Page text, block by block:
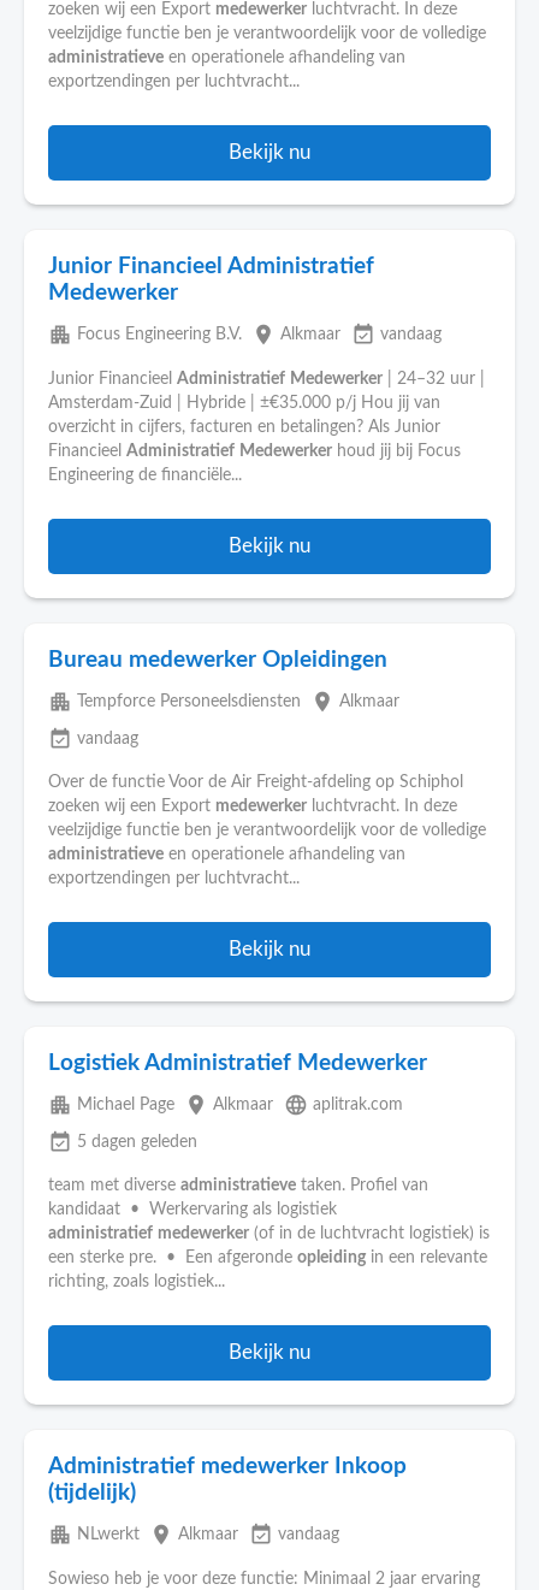
zoeken wij een Export medewerker luchtvracht. In deze
veelzijdige functie ben je verantwoordelijk voor de volledige
administratieve en operationele afhandeling van
exportzendingen per luchtvracht...
Bekijk nu
Junior Financieel Administratief
Medewerker
apartment Focus Engineering B.V. place Alkmaar event_available vandaag
Junior Financieel Administratief Medewerker | 24–32 uur |
Amsterdam-Zuid | Hybride | ±€35.000 p/j Hou jij van
overzicht in cijfers, facturen en betalingen? Als Junior
Financieel Administratief Medewerker houd jij bij Focus
Engineering de financiële...
Bekijk nu
Bureau medewerker Opleidingen
apartment Tempforce Personeelsdiensten place Alkmaar
event_available vandaag
Over de functie Voor de Air Freight-afdeling op Schiphol
zoeken wij een Export medewerker luchtvracht. In deze
veelzijdige functie ben je verantwoordelijk voor de volledige
administratieve en operationele afhandeling van
exportzendingen per luchtvracht...
Bekijk nu
Logistiek Administratief Medewerker
apartment Michael Page place Alkmaar language aplitrak.com
event_available 5 dagen geleden
team met diverse administratieve taken. Profiel van
kandidaat • Werkervaring als logistiek
administratief medewerker (of in de luchtvracht logistiek) is
een sterke pre. • Een afgeronde opleiding in een relevante
richting, zoals logistiek...
Bekijk nu
Administratief medewerker Inkoop
(tijdelijk)
apartment NLwerkt place Alkmaar event_available vandaag
Sowieso heb je voor deze functie: Minimaal 2 jaar ervaring